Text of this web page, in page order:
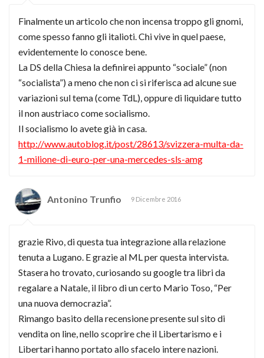
Finalmente un articolo che non incensa troppo gli gnomi,
come spesso fanno gli italioti. Chi vive in quel paese,
evidentemente lo conosce bene.
La DS della Chiesa la definirei appunto “sociale” (non
“socialista”) a meno che non ci si riferisca ad alcune sue
variazioni sul tema (come TdL), oppure di liquidare tutto
il non austriaco come socialismo.
Il socialismo lo avete già in casa.
http://www.autoblog.it/post/28613/svizzera-multa-da-
1-milione-di-euro-per-una-mercedes-sls-amg
Antonino Trunfio 9 Dicembre 2016
grazie Rivo, di questa tua integrazione alla relazione
tenuta a Lugano. E grazie al ML per questa intervista.
Stasera ho trovato, curiosando su google tra libri da
regalare a Natale, il libro di un certo Mario Toso, “Per
una nuova democrazia”.
Rimango basito della recensione presente sul sito di
vendita on line, nello scoprire che il Libertarismo e i
Libertari hanno portato allo sfacelo intere nazioni.